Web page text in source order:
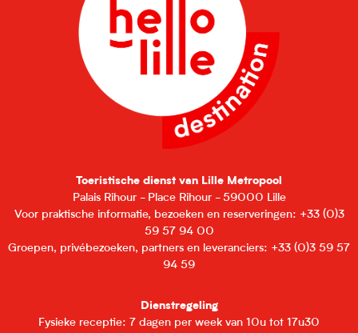
Toeristische dienst van Lille Metropool
Palais Rihour - Place Rihour - 59000 Lille
Voor praktische informatie, bezoeken en reserveringen: +33 (0)3
59 57 94 00
Groepen, privébezoeken, partners en leveranciers: +33 (0)3 59 57
94 59
Dienstregeling
Fysieke receptie: 7 dagen per week van 10u tot 17u30